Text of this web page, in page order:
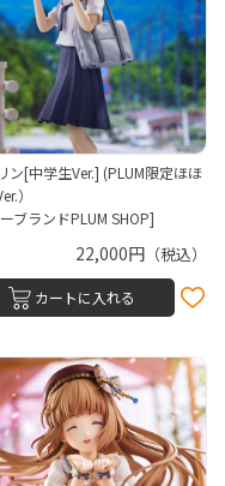
ン[中学生Ver.] (PLUM限定ほほ
）
ブランドPLUM SHOP]
22,000円 （税込）
カートに入れる